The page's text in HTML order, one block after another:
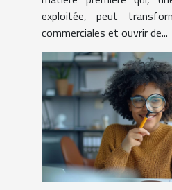
exploitée, peut
commerciales et ouvrir de...